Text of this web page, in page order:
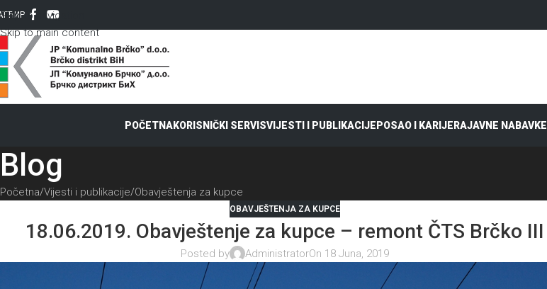
Skip to navigation
Skip to main content
ЋИР
POČETNAKORISNIČKI SERVISVIJESTI I PUBLIKACIJEPOSAO I KARIJERAJAVNE NABAVKE
Blog
Početna Vijesti i publikacije Obavještenja za kupce
OBAVJEŠTENJA ZA KUPCE
18.06.2019. Obavještenje za kupce – remont ČTS Brčko III
Posted by AdministratorOn 18 Juna, 2019